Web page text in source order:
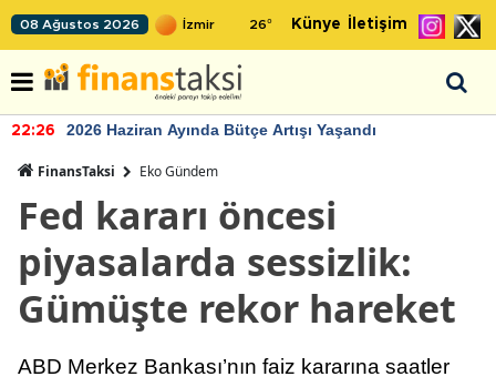
08 Ağustos 2026 26° Künye İletişim
22:26 2026 Haziran Ayında Bütçe Artışı Yaşandı
FinansTaksi Eko Gündem
Fed kararı öncesi
piyasalarda sessizlik:
Gümüşte rekor hareket
ABD Merkez Bankası’nın faiz kararına saatler